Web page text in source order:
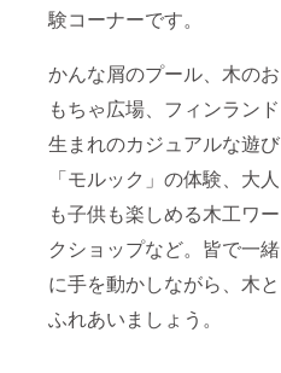
験コーナーです。
かんな屑のプール、木のお
もちゃ広場、フィンランド
生まれのカジュアルな遊び
「モルック」の体験、大人
も子供も楽しめる木工ワー
クショップなど。皆で一緒
に手を動かしながら、木と
ふれあいましょう。